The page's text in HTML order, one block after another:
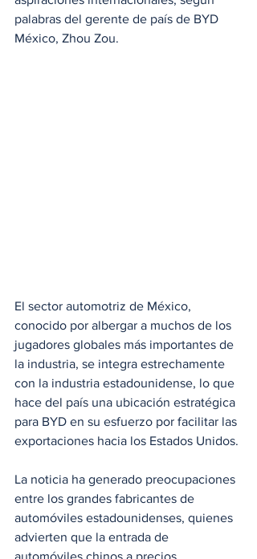
palabras del gerente de país de BYD
México, Zhou Zou.
El sector automotriz de México,
conocido por albergar a muchos de los
jugadores globales más importantes de
la industria, se integra estrechamente
con la industria estadounidense, lo que
hace del país una ubicación estratégica
para BYD en su esfuerzo por facilitar las
exportaciones hacia los Estados Unidos.
La noticia ha generado preocupaciones
entre los grandes fabricantes de
automóviles estadounidenses, quienes
advierten que la entrada de
automóviles chinos a precios